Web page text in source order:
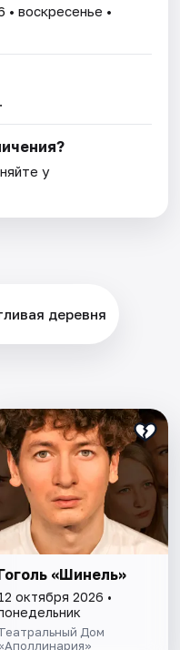
• воскресенье •
у
деревня
«Шинель»
октября 2026 •
Дом